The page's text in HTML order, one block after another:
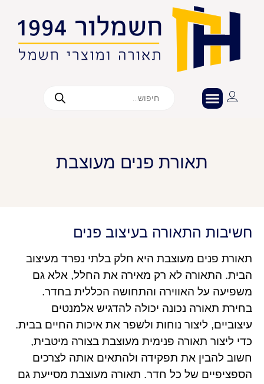
תאורת פנים מעוצבת
חשיבות התאורה בעיצוב פנים
תאורת פנים מעוצבת היא חלק בלתי נפרד מעיצוב
הבית. התאורה לא רק מאירה את החלל, אלא גם
משפיעה על האווירה והתחושה הכללית בחדר.
בחירת תאורה נכונה יכולה להדגיש אלמנטים
עיצוביים, ליצור נוחות ולשפר את איכות החיים בבית.
כדי ליצור תאורה פנימית מעוצבת בצורה מיטבית,
חשוב להבין את תפקידה ולהתאים אותה לצרכים
הספציפיים של כל חדר. תאורה מעוצבת מסייעת גם